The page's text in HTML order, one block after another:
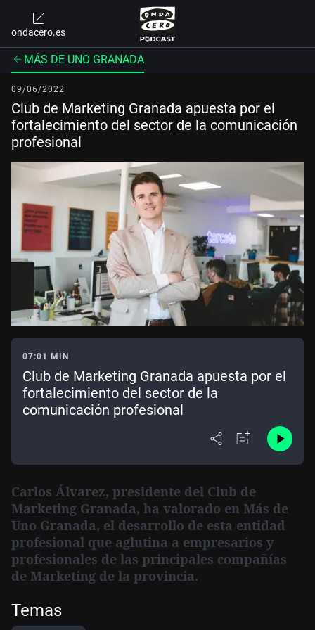
ondacero.es
MÁS DE UNO GRANADA
09/06/2022
Club de Marketing Granada apuesta por el
fortalecimiento del sector de la comunicación
profesional
07:01 MIN
Club de Marketing Granada apuesta por el
fortalecimiento del sector de la
comunicación profesional
Carlos Álvarez, presidente del Club de
Marketing Granada, ha valorado en Más de
Uno Granada, el desarrollo de esta entidad
profesional que aglutina a empresarios y
profesionales de las principales compañías
de Marketing de la provincia.
Temas